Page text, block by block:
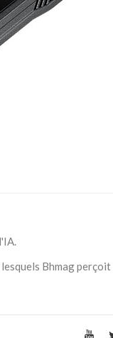
Bhmag perçoit